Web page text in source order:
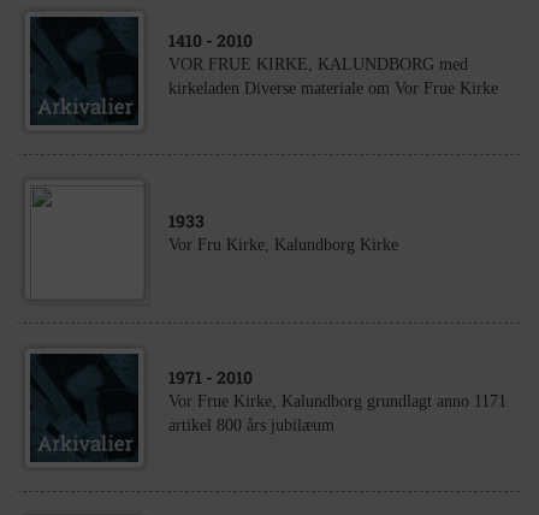
1410 - 2010
VOR FRUE KIRKE, KALUNDBORG med
kirkeladen Diverse materiale om Vor Frue Kirke
1933
Vor Fru Kirke, Kalundborg Kirke
1971 - 2010
Vor Frue Kirke, Kalundborg grundlagt anno 1171
artikel 800 års jubilæum